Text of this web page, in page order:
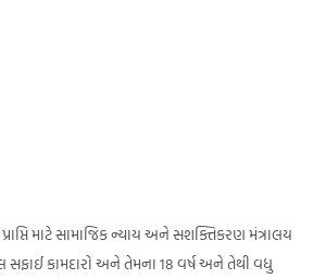
માટે સામાજિક ન્યાય અને સશક્તિકરણ મંત્રાલય
સફાઈ કામદારો અને તેમના 18 વર્ષ અને તેથી વધુ